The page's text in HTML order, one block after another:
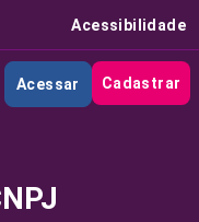
Acessibilidade
Acessar Cadastrar